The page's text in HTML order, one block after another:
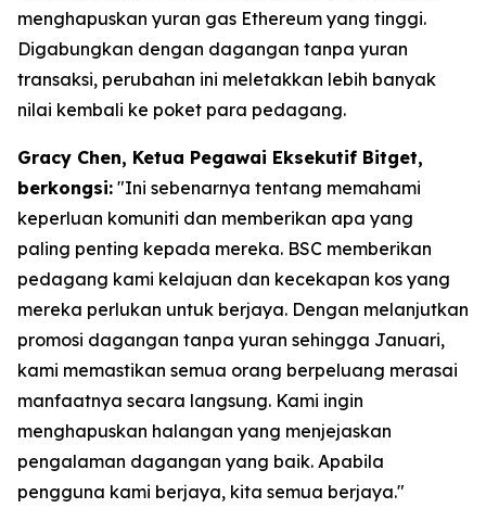
menghapuskan yuran gas Ethereum yang tinggi.
Digabungkan dengan dagangan tanpa yuran
transaksi, perubahan ini meletakkan lebih banyak
nilai kembali ke poket para pedagang.
Gracy Chen, Ketua Pegawai Eksekutif Bitget,
berkongsi: "Ini sebenarnya tentang memahami
keperluan komuniti dan memberikan apa yang
paling penting kepada mereka. BSC memberikan
pedagang kami kelajuan dan kecekapan kos yang
mereka perlukan untuk berjaya. Dengan melanjutkan
promosi dagangan tanpa yuran sehingga Januari,
kami memastikan semua orang berpeluang merasai
manfaatnya secara langsung. Kami ingin
menghapuskan halangan yang menjejaskan
pengalaman dagangan yang baik. Apabila
pengguna kami berjaya, kita semua berjaya."